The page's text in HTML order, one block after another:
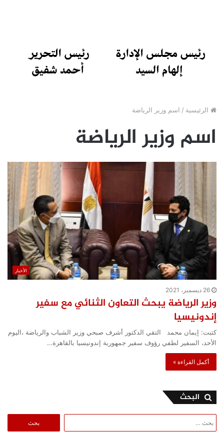
الرئيسية / اسم وزير الرياضة
اسم وزير الرياضة
الأخبار
26 ديسمبر، 2021
وزير الرياضة يبحث التعاون الثنائي مع سفير
إندونيسيا
كتبت: إيمان محمد التقي الدكتور أشرف صبحي وزير الشباب والرياضة ،اليوم
الأحد، السفير لطفي رؤوف سفير جمهورية إندونيسيا بالقاهرة…
أكمل القراءة »
البحث
عن: